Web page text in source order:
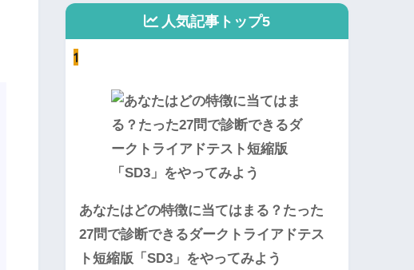
人気記事トップ5
1
あなたはどの特徴に当てはまる？たった
27問で診断できるダークトライアドテス
ト短縮版「SD3」をやってみよう